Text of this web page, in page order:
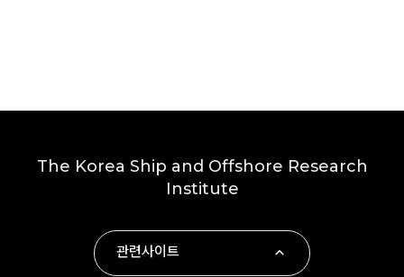
The Korea Ship and Offshore Research
Institute
관련사이트